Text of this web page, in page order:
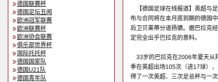
德国联赛杯
德国足坛丑闻
欧洲冠军联赛
欧洲联赛杯
欧洲协会联赛
俱乐部世界杯
国际托托杯
德国国家队
德国U21队
德国青年队
【德国足球在线报道】英超与
布与合同将在本月底到期的德国
后卫贝莱蒂分道扬镳。据巴拉克
定完全出乎巴拉克的意料。
33岁的巴拉克在2006年夏天从
季在英超出场105次（进17球）
得了一次英超、三次足总杯与一